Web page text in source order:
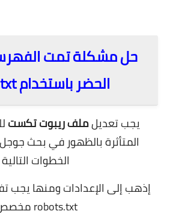
حل مشكلة تمت
الحضر باستخدام robots.txt
يجب تعديلملف ريبوت تكست
المتأثرة بالظهور في بحث جوجل
الخطوات التالية
إذهب إلى الإعدادات ومنها
robots.txt مخصص